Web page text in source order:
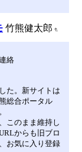
竹熊健太郎
絡
た。新サイトは
総合ポータル
このまま維持し
からも旧ブロ
お気に入り登録